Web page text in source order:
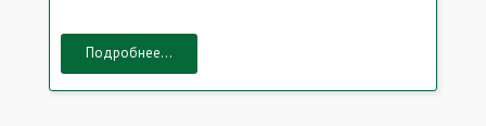
Подробнее...